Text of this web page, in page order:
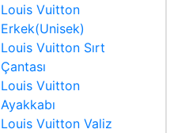
Louis Vuitton
Erkek(Unisek)
Louis Vuitton Sırt
Çantası
Louis Vuitton
Ayakkabı
Louis Vuitton Valiz